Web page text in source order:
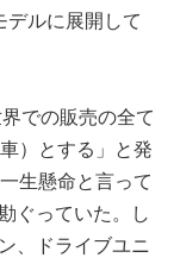
デルに展開して
での販売の全て
）とする」と発
生懸命と言って
ぐっていた。し
、ドライブユニ